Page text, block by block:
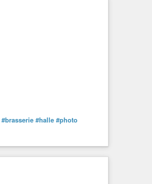
#brasserie #halle #photo